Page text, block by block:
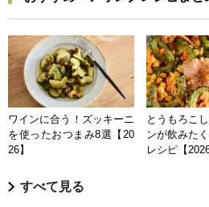
ワインに合う！ズッキーニ
を使ったおつまみ8選【20
26】
とうもろこ
ンが飲みた
レシピ【2026
すべて見る